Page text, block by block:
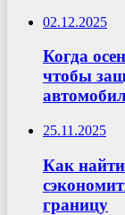
02.12.2025
Когда
чтобы
25.11.2025
Как
границу